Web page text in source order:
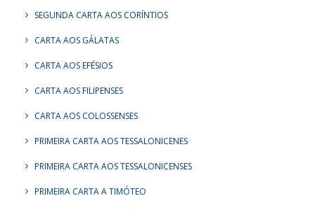
SEGUNDA CARTA AOS CORÍNTIOS
CARTA AOS GÁLATAS
CARTA AOS EFÉSIOS
CARTA AOS FILIPENSES
CARTA AOS COLOSSENSES
PRIMEIRA CARTA AOS TESSALONICENES
PRIMEIRA CARTA AOS TESSALONICENSES
PRIMEIRA CARTA A TIMÓTEO